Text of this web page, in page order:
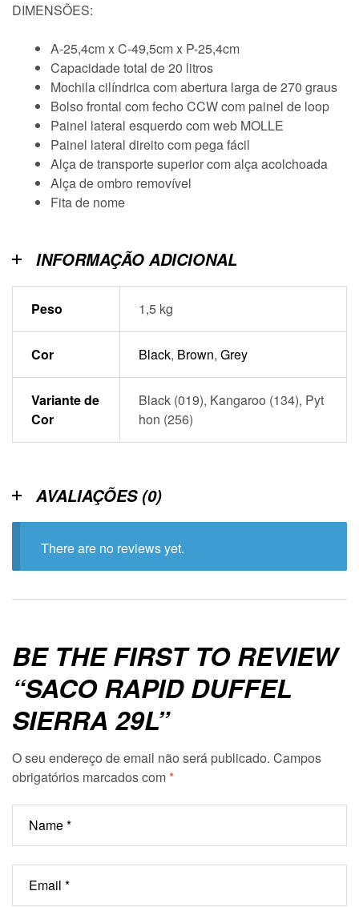
DIMENSÕES:
A-25,4cm x C-49,5cm x P-25,4cm
Capacidade total de 20 litros
Mochila cilíndrica com abertura larga de 270 graus
Bolso frontal com fecho CCW com painel de loop
Painel lateral esquerdo com web MOLLE
Painel lateral direito com pega fácil
Alça de transporte superior com alça acolchoada
Alça de ombro removível
Fita de nome
INFORMAÇÃO ADICIONAL
Peso 1,5 kg
Cor Black, Brown, Grey
Variante de
Cor
Black (019), Kangaroo (134), Pyt
hon (256)
AVALIAÇÕES (0)
There are no reviews yet.
BE THE FIRST TO REVIEW
“SACO RAPID DUFFEL
SIERRA 29L”
O seu endereço de email não será publicado. Campos
obrigatórios marcados com*